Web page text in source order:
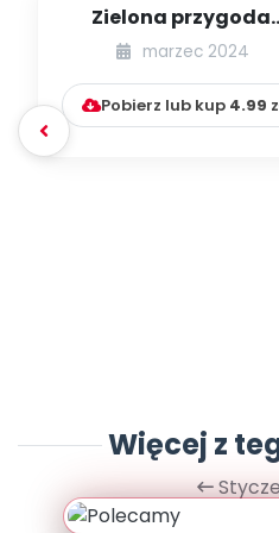
Zielona przygoda.
Wiosenny medal
marzec 2024
Pobierz lub kup 4.99
Więcej z